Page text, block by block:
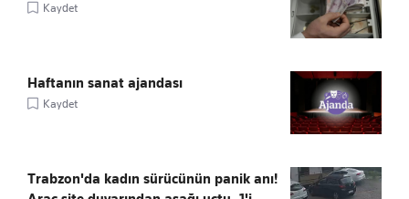
Kaydet
Haftanın sanat ajandası
Kaydet
Trabzon'da kadın sürücünün panik anı!